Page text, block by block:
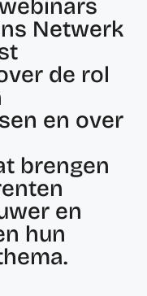
Netwerk
de rol
en over
brengen
en
hun